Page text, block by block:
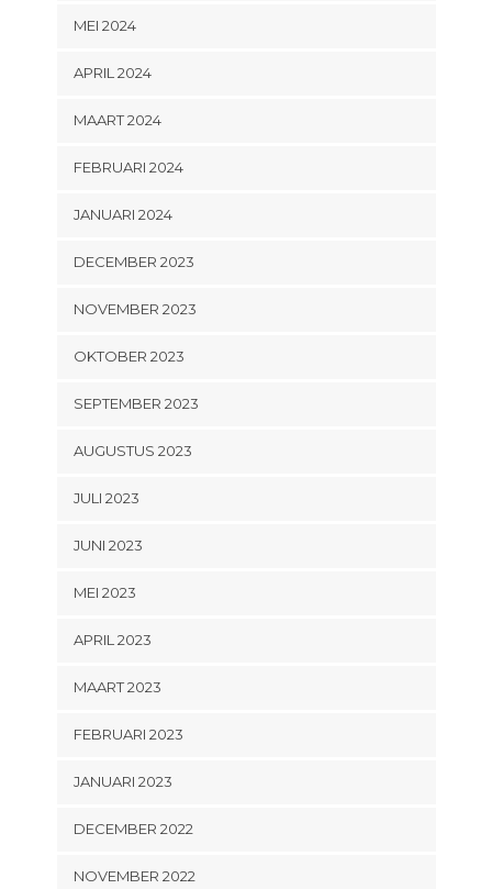
MEI 2024
APRIL 2024
MAART 2024
FEBRUARI 2024
JANUARI 2024
DECEMBER 2023
NOVEMBER 2023
OKTOBER 2023
SEPTEMBER 2023
AUGUSTUS 2023
JULI 2023
JUNI 2023
MEI 2023
APRIL 2023
MAART 2023
FEBRUARI 2023
JANUARI 2023
DECEMBER 2022
NOVEMBER 2022